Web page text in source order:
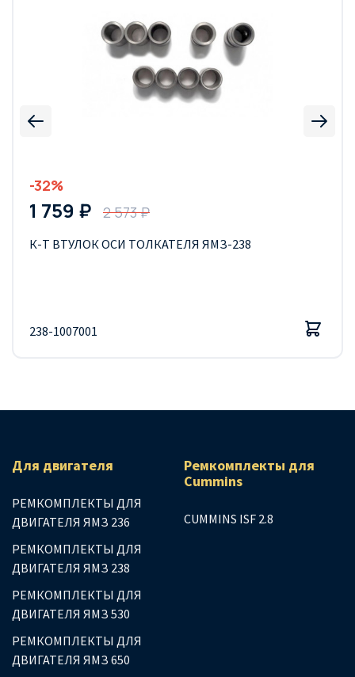
-32%
1 759 ₽ 2 573 ₽
К-Т ВТУЛОК ОСИ ТОЛКАТЕЛЯ ЯМЗ-238
238-1007001
Для двигателя
РЕМКОМПЛЕКТЫ ДЛЯ
ДВИГАТЕЛЯ ЯМЗ 236
РЕМКОМПЛЕКТЫ ДЛЯ
ДВИГАТЕЛЯ ЯМЗ 238
РЕМКОМПЛЕКТЫ ДЛЯ
ДВИГАТЕЛЯ ЯМЗ 530
РЕМКОМПЛЕКТЫ ДЛЯ
ДВИГАТЕЛЯ ЯМЗ 650
Ремкомплекты для
Сummins
CUMMINS ISF 2.8